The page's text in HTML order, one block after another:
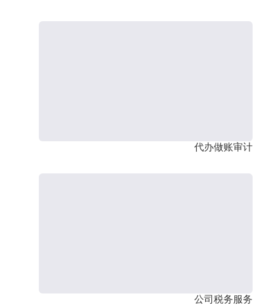
代办做账审计
公司税务服务